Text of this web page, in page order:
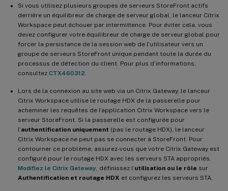
Si vous utilisez plusieurs groupes de serveurs StoreFront actifs
derrière un équilibreur de charge de serveur global, le lanceur Citrix
Workspace peut échouer par intermittence. Pour éviter cela, vous
devez configurer votre équilibreur de charge de serveur global pour
forcer la persistance de la session web de l’utilisateur vers un
groupe de serveurs StoreFront unique pendant toute la durée du
processus de détection du client. Pour plus d’informations,
consultez CTX460312
Lors de la connexion au site web via un Citrix Gateway, le lanceur
Citrix Workspace utilise le routage HDX de la passerelle pour
acheminer les requêtes de l’application Citrix Workspace vers le
serveur StoreFront. Si la passerelle est configurée pour
l’authentification uniquement (pas le routage HDX), le lanceur
Citrix Workspace ne peut pas se connecter à StoreFront. Pour
contourner ce problème, assurez-vous que votre Citrix Gateway est
configuré pour le routage HDX avec les serveurs STA appropriés.
Modifiez le Citrix Gateway , définissez l’utilisation ou le rôle sur
Authentification et routage HDX et configurez les serveurs STA.